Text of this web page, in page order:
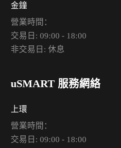
金鐘
營業時間：
交易日: 09:00 - 18:00
非交易日: 休息
uSMART 服務網絡
上環
營業時間：
交易日: 09:00 - 18:00